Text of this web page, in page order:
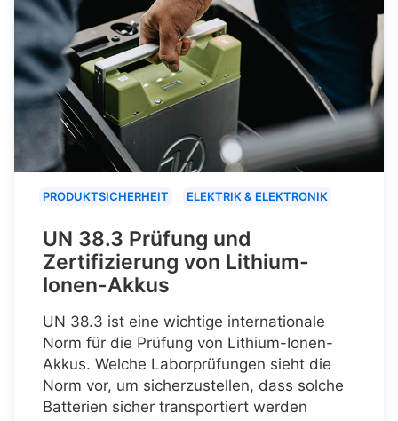
PRODUKTSICHERHEIT ELEKTRIK & ELEKTRONIK
UN 38.3 Prüfung und
Zertifizierung von Lithium-
Ionen-Akkus
UN 38.3 ist eine wichtige internationale
Norm für die Prüfung von Lithium-Ionen-
Akkus. Welche Laborprüfungen sieht die
Norm vor, um sicherzustellen, dass solche
Batterien sicher transportiert werden